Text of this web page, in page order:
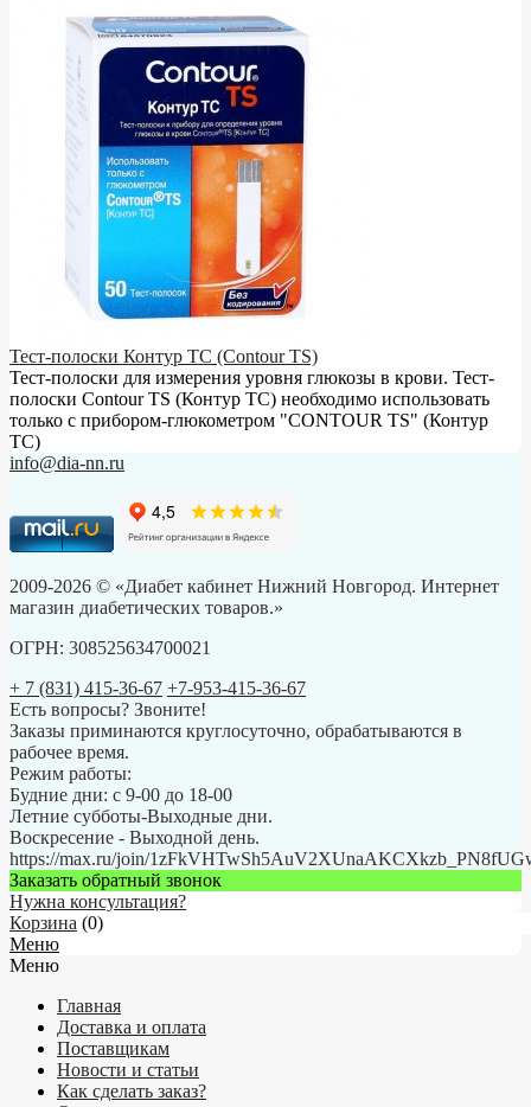
Тест-полоски Контур ТС (Contour TS)
Тест-полоски для измерения уровня глюкозы в крови. Тест-
полоски Contour TS (Контур ТС) необходимо использовать
только с прибором-глюкометром "CONTOUR TS" (Контур
ТС)
info@dia-nn.ru
2009-2026 © «Диабет кабинет Нижний Новгород. Интернет
магазин диабетических товаров.»
ОГРН: 308525634700021
+ 7 (831) 415-36-67 +7-953-415-36-67
Есть вопросы? Звоните!
Заказы приминаются круглосуточно, обрабатываются в
рабочее время.
Режим работы:
Будние дни: с 9-00 до 18-00
Летние субботы-Выходные дни.
Воскресение - Выходной день.
https://max.ru/join/
Заказать обратный звонок
Нужна консультация?
Корзина (0)
Меню
Меню
Главная
Доставка и оплата
Поставщикам
Новости и статьи
Как сделать заказ?